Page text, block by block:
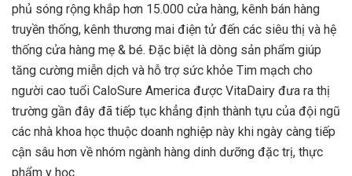
phủ sóng rộng khắp hơn 15.000 cửa hàng, kênh bán hàng
truyền thống, kênh thương mai điện tử đến các siêu thị và hệ
thống cửa hàng mẹ & bé. Đặc biệt là dòng sản phẩm giúp
tăng cường miễn dịch và hỗ trợ sức khỏe Tim mạch cho
người cao tuổi CaloSure America được VitaDairy đưa ra thị
trường gần đây đã tiếp tục khẳng định thành tựu của đội ngũ
các nhà khoa học thuộc doanh nghiệp này khi ngày càng tiếp
cận sâu hơn về nhóm ngành hàng dinh dưỡng đặc trị, thực
phẩm y học.